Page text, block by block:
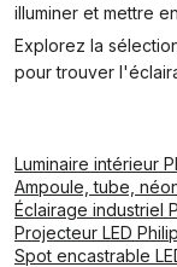
illuminer et mettre
Explorez la
pour trouver
Luminaire intérieur
Ampoule, tube,
Éclairage industriel
Projecteur LED
Spot encastrable